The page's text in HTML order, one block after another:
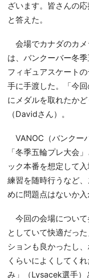
ざいます。皆さんの
と答えた。
会場でカナダのカ
は、バンクーバー冬
フィギュアスケート
手に手渡した。「今
にメダルを取れたか
（Davidさん）。
VANOC（バンクー
「冬季五輪プレ大会
ック本番を想定して
練習を随時行うなど
めに問題点はないか入
今回の会場について
としていて快適だっ
ションも良かったし
くらいによくしてく
み」（Lysacek選手）